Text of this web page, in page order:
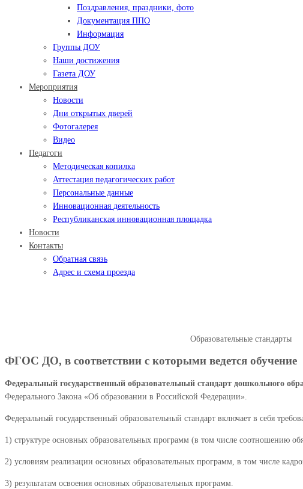
Поздравления, праздники, фото
Документация ППО
Информация
Группы ДОУ
Наши достижения
Газета ДОУ
Мероприятия
Новости
Дни открытых дверей
Фотогалерея
Видео
Педагоги
Методическая копилка
Аттестация педагогических работ
Персональные данные
Инновационная деятельность
Республиканская инновационная площадка
Новости
Контакты
Обратная связь
Адрес и схема проезда
Образовательные стандарты
ФГОС ДО, в соответствии с которыми ведется обучение
Федеральный государственный образовательный стандарт дошкольного
Федерального Закона «Об образовании в Российской Федерации».
Федеральный государственный образовательный стандарт включает в себя
1) структуре основных образовательных программ (в том числе соотношению
2) условиям реализации основных образовательных программ, в том числе
3) результатам освоения основных образовательных программ.